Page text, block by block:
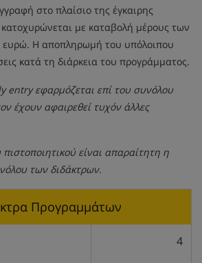
στο πλαίσιο της έγκαιρης
με καταβολή μέρους των
ευρώ. Η αποπληρωμή του υπόλοιπου
κατά τη διάρκεια του προγράμματος.
entry εφαρμόζεται επί του συνόλου
έχουν αφαιρεθεί τυχόν άλλες
είναι απαραίτητη η
των διδάκτρων.
Προγραμμάτων
4